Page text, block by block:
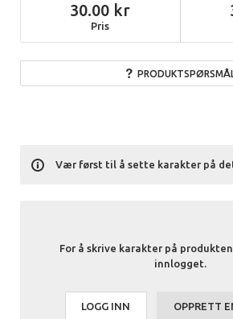
Pris
30.00
PRODUKTSPØRSMÅL
For å skrive karakter på
innlogget.
LOGG INN OPPRETT
Vær først til å sette karakter på